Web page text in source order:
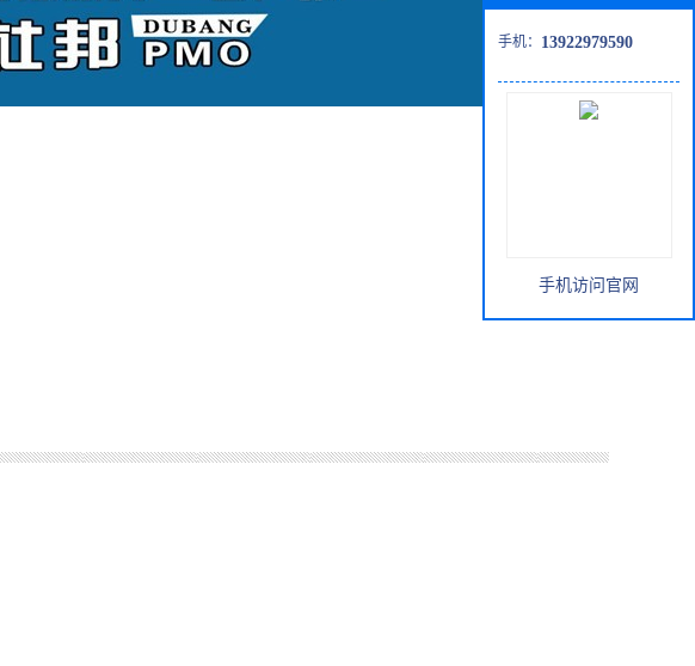
手机： 13922979590
手机访问官网